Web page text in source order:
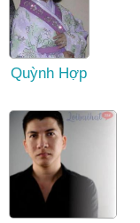
Quỳnh Hợp